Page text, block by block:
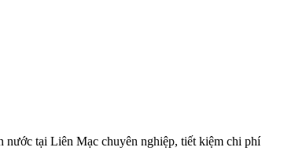
nước tại Liên Mạc chuyên nghiệp, tiết kiệm chi phí